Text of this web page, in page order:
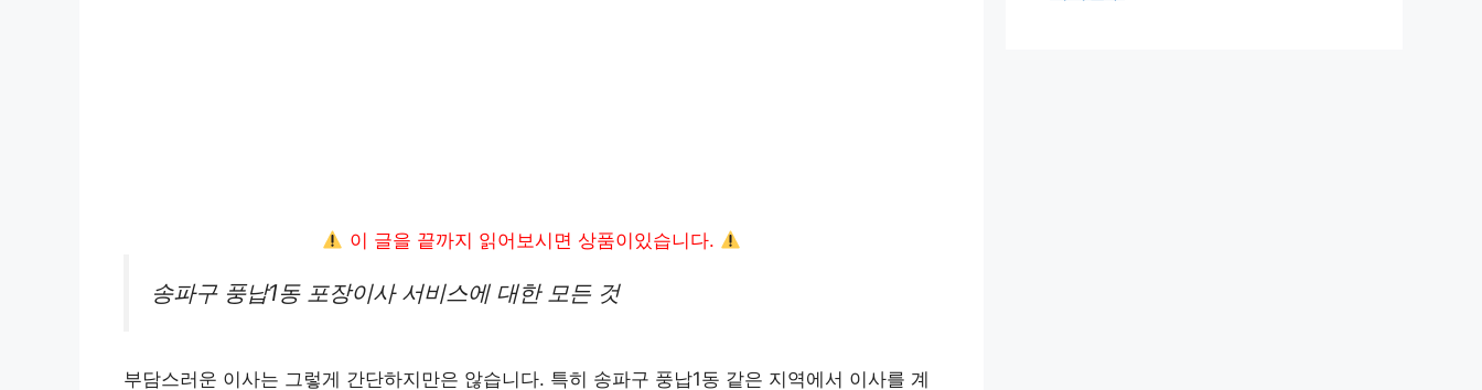
이 글을 끝까지 읽어보시면 상품이있습니다.
송파구 풍납1동 포장이사 서비스에 대한 모든 것
부담스러운 이사는 그렇게 간단하지만은 않습니다. 특히 송파구 풍납1동 같은 지역에서 이사를 계